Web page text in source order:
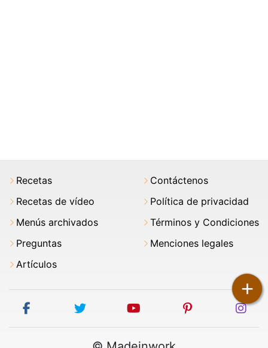
+
Recetas
Recetas de vídeo
Menús archivados
Preguntas
Artículos
Contáctenos
Política de privacidad
Términos y Condiciones
Menciones legales
facebook twitter youtube pinterest